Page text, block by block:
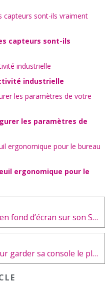
capteurs sont-ils
industrielle
les paramètres de
ergonomique pour le
Comment mettre une vidéo en fond d’écran sur son Smartphone ?
Les conseils de Nintendo pour garder sa console le plus longtemps possible